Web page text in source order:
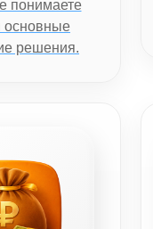
понимаете
основные
решения.